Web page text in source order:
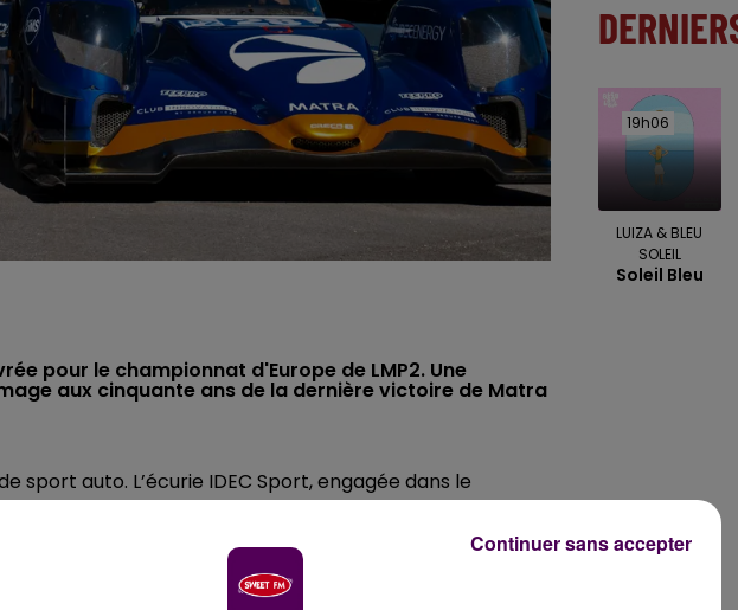
pour le championnat d'Europe de LMP2. Une
aux cinquante ans de la dernière victoire de Matra
sport auto. L’écurie IDEC Sport, engagée dans le
LMP 2, a dévoilé ce lundi 18 mars la livrée qui
de la mythique équipe Matra
, vainqueur des 24
a été conçue pour
célébrer le demi-siècle du dernier
19h06
19h06
LUIZA & BLEU
SOLEIL
Soleil Bleu
Continuer sans accepter